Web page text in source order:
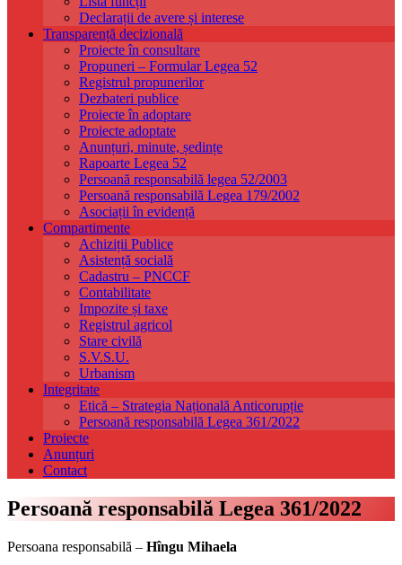
Declarații de avere și interese
Transparență decizională
Proiecte în consultare
Propuneri – Formular Legea 52
Registrul propunerilor
Dezbateri publice
Proiecte în adoptare
Proiecte adoptate
Anunțuri, minute, ședințe
Rapoarte Legea 52
Persoană responsabilă legea 52/2003
Persoană responsabilă Legea 179/2002
Asociații în evidență
Compartimente
Achiziții Publice
Asistență socială
Cadastru – PNCCF
Contabilitate
Impozite și taxe
Registrul agricol
Stare civilă
S.V.S.U.
Urbanism
Integritate
Etică – Strategia Națională Anticorupție
Persoană responsabilă Legea 361/2022
Proiecte
Anunțuri
Contact
Persoană responsabilă Legea 361/2022
Persoana responsabilă – Hîngu Mihaela